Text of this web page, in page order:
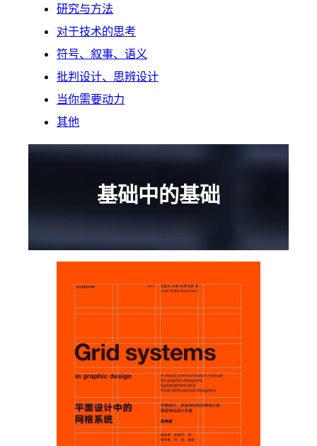
研究与方法
对于技术的思考
符号、叙事、语义
批判设计、思辨设计
当你需要动力
其他
基础中的基础